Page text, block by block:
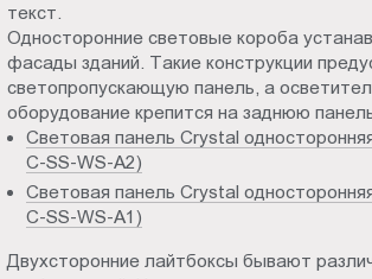
текст.
Односторонние световые короба
фасады зданий. Такие конструкции
светопропускающую панель, а
оборудование крепится на заднюю
Световая панель Crystal
C-SS-WS-A2)
Световая панель Crystal
C-SS-WS-A1)
Двухсторонние лайтбоксы бывают